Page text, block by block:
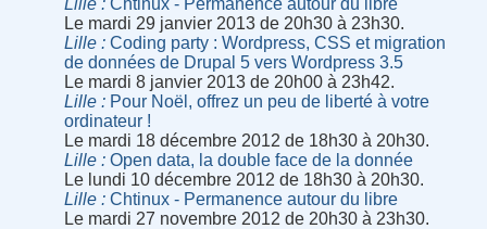
Lille
Chtinux - Permanence autour du libre
Le mardi 29 janvier 2013 de 20h30 à 23h30.
Lille
Coding party : Wordpress, CSS et migration
de données de Drupal 5 vers Wordpress 3.5
Le mardi 8 janvier 2013 de 20h00 à 23h42.
Lille
Pour Noël, offrez un peu de liberté à votre
ordinateur !
Le mardi 18 décembre 2012 de 18h30 à 20h30.
Lille
Open data, la double face de la donnée
Le lundi 10 décembre 2012 de 18h30 à 20h30.
Lille
Chtinux - Permanence autour du libre
Le mardi 27 novembre 2012 de 20h30 à 23h30.